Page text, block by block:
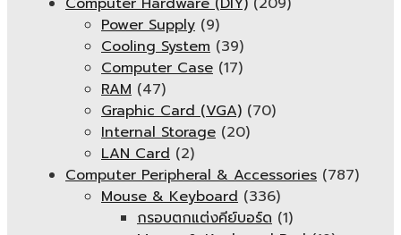
Power Supply (9)
Cooling System (39)
Computer Case (17)
RAM (47)
Graphic Card (VGA) (70)
Internal Storage (20)
LAN Card (2)
Computer Peripheral & Accessories (787)
Mouse & Keyboard (336)
กรอบตกแต่งคีย์บอร์ด (1)